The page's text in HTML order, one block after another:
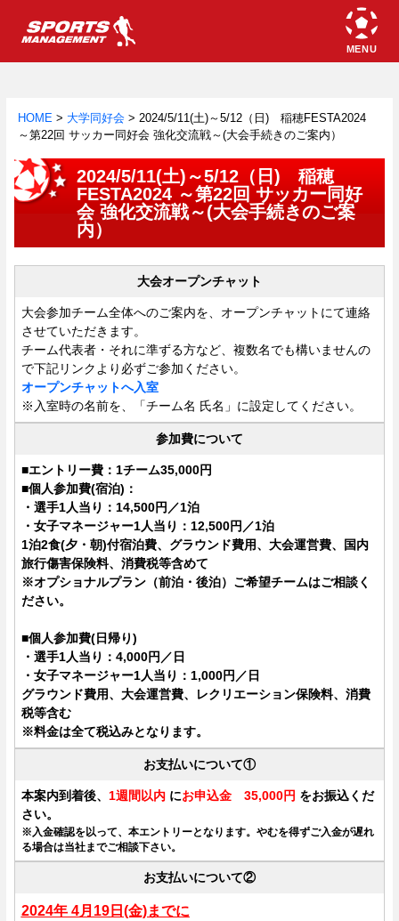
HOME > 大学同好会 >2024/5/11(土)～5/12（日) 稲穂FESTA2024
～第22回 サッカー同好会 強化交流戦～(大会手続きのご案内）
2024/5/11(土)～5/12（日) 稲穂
FESTA2024 ～第22回 サッカー同好
会 強化交流戦～(大会手続きのご案
内）
大会オープンチャット
大会参加チーム全体へのご案内を、オープンチャットにて連絡
させていただきます。
チーム代表者・それに準ずる方など、複数名でも構いませんの
で下記リンクより必ずご参加ください。
オープンチャットへ入室
※入室時の名前を、「チーム名 氏名」に設定してください。
参加費について
■エントリー費：1チーム35,000円
■個人参加費(宿泊)：
・選手1人当り：14,500円／1泊
・女子マネージャー1人当り：12,500円／1泊
1泊2食(夕・朝)付宿泊費、グラウンド費用、大会運営費、国内
旅行傷害保険料、消費税等含めて
※オプショナルプラン（前泊・後泊）ご希望チームはご相談く
ださい。
■個人参加費(日帰り)
・選手1人当り：4,000円／日
・女子マネージャー1人当り：1,000円／日
グラウンド費用、大会運営費、レクリエーション保険料、消費
税等含む
※料金は全て税込みとなります。
お支払いについて①
本案内到着後、 1週間以内にお申込金 35,000円 をお振込くだ
さい。
※入金確認を以って、本エントリーとなります。やむを得ずご入金が遅れ
る場合は当社までご相談下さい。
お支払いについて②
2024年 4月19日(金)までに